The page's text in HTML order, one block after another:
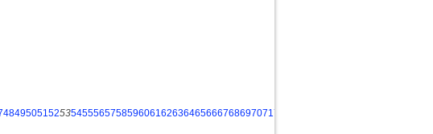
48495051525354555657585960616263646566676869707172